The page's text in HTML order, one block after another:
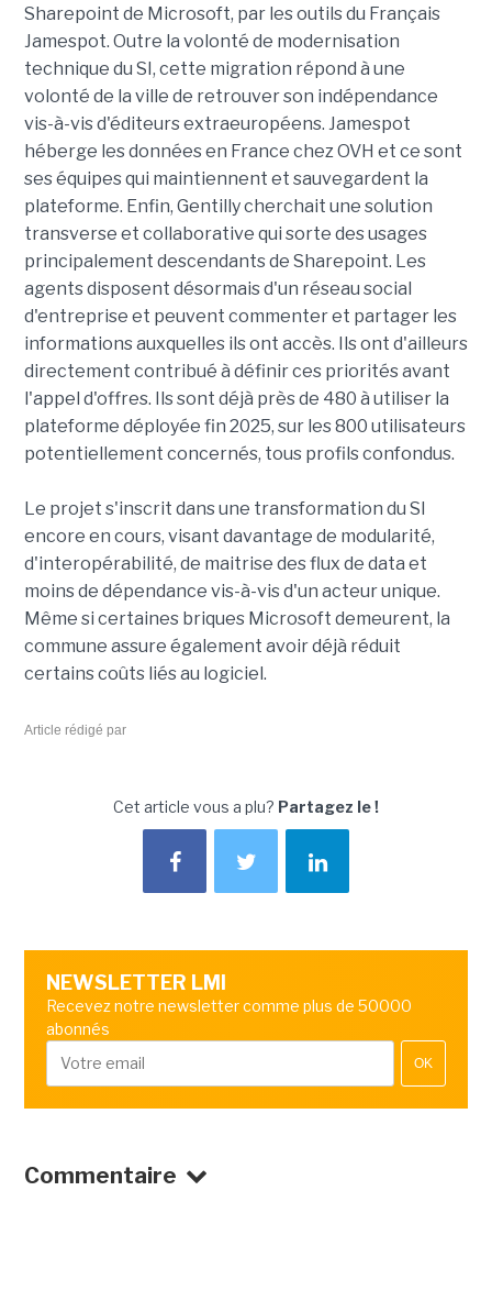
Sharepoint de Microsoft, par les outils du Français
Jamespot. Outre la volonté de modernisation
technique du SI, cette migration répond à une
volonté de la ville de retrouver son indépendance
vis-à-vis d'éditeurs extraeuropéens. Jamespot
héberge les données en France chez OVH et ce sont
ses équipes qui maintiennent et sauvegardent la
plateforme. Enfin, Gentilly cherchait une solution
transverse et collaborative qui sorte des usages
principalement descendants de Sharepoint. Les
agents disposent désormais d'un réseau social
d'entreprise et peuvent commenter et partager les
informations auxquelles ils ont accès. Ils ont d'ailleurs
directement contribué à définir ces priorités avant
l'appel d'offres. Ils sont déjà près de 480 à utiliser la
plateforme déployée fin 2025, sur les 800 utilisateurs
potentiellement concernés, tous profils confondus.
Le projet s'inscrit dans une transformation du SI
encore en cours, visant davantage de modularité,
d'interopérabilité, de maitrise des flux de data et
moins de dépendance vis-à-vis d'un acteur unique.
Même si certaines briques Microsoft demeurent, la
commune assure également avoir déjà réduit
certains coûts liés au logiciel.
Article rédigé par
Cet article vous a plu? Partagez le !
NEWSLETTER LMI
Recevez notre newsletter comme plus de 50000
abonnés
OK
Commentaire